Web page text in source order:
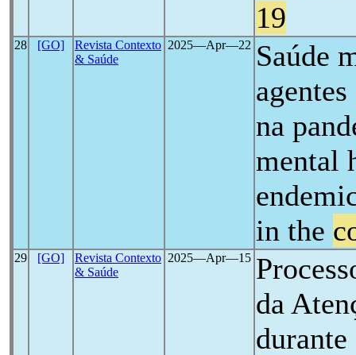
19
28 [GO]
Revista Contexto
& Saúde
2025―Apr―22 Saúde
na
mental
in the
29 [GO]
Revista Contexto
& Saúde
2025―Apr―15
da